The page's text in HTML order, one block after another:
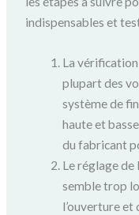
indispensables et
La
plupart des
système de
haute et
du fabricant
Le réglage
semble trop
l’ouverture